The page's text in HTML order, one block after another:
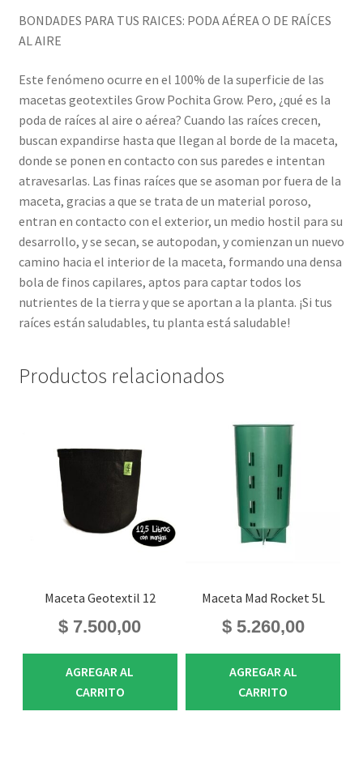
BONDADES PARA TUS RAICES: PODA AÉREA O DE RAÍCES
AL AIRE
Este fenómeno ocurre en el 100% de la superficie de las
macetas geotextiles Grow Pochita Grow. Pero, ¿qué es la
poda de raíces al aire o aérea? Cuando las raíces crecen,
buscan expandirse hasta que llegan al borde de la maceta,
donde se ponen en contacto con sus paredes e intentan
atravesarlas. Las finas raíces que se asoman por fuera de la
maceta, gracias a que se trata de un material poroso,
entran en contacto con el exterior, un medio hostil para su
desarrollo, y se secan, se autopodan, y comienzan un nuevo
camino hacia el interior de la maceta, formando una densa
bola de finos capilares, aptos para captar todos los
nutrientes de la tierra y que se aportan a la planta. ¡Si tus
raíces están saludables, tu planta está saludable!
Productos relacionados
Maceta Geotextil 12
$ 7.500,00
AGREGAR AL
CARRITO
Maceta Mad Rocket 5L
$5.260,00
AGREGAR AL
CARRITO